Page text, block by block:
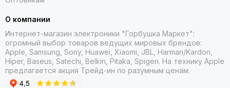
О компании
Интернет-магазин электроники "Горбушка Маркет":
огромный выбор товаров ведущих мировых брендов:
Apple, Samsung, Sony, Huawei, Xiaomi, JBL, Harman/Kardon,
Hiper, Baseus, Satechi, Belkin, Pitaka, Spigen. На технику Apple
предлагается акция Трейд-ин по разумным ценам.